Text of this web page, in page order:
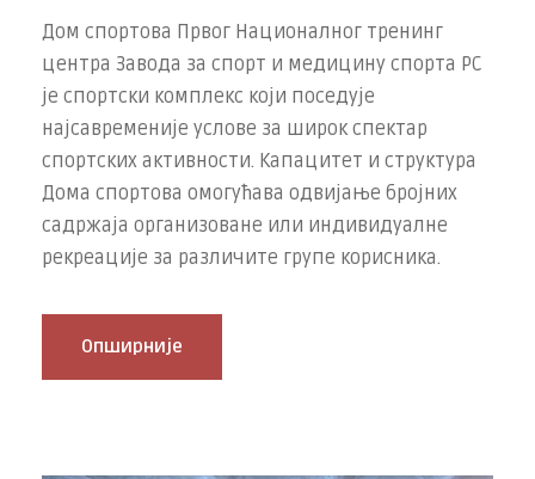
Дом спортова Првог Националног тренинг
центра Завода за спорт и медицину спорта РС
је спортски комплекс који поседује
најсавременије услове за широк спектар
спортских активности. Капацитет и структура
Дома спортова омогућава одвијање бројних
садржаја организоване или индивидуалне
рекреације за различите групе корисника.
Опширније